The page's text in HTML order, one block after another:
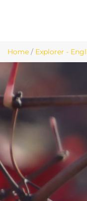
Home / Explorer -